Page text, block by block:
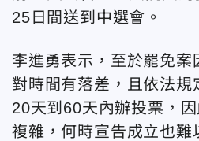
25日間送到中選會。
李進勇表示，至於罷免案
對時間有落差，且依法規
20天到60天內辦投票，
複雜，何時宣告成立也難